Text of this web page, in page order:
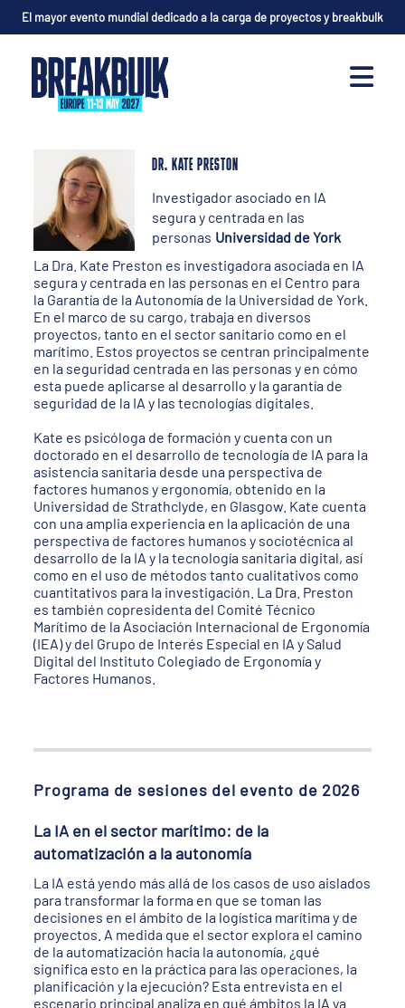
El mayor evento mundial dedicado a la carga de proyectos y breakbulk
DR. KATE PRESTON
Investigador asociado en IA
segura y centrada en las
personas Universidad de York
La Dra. Kate Preston es investigadora asociada en IA
segura y centrada en las personas en el Centro para
la Garantía de la Autonomía de la Universidad de York.
En el marco de su cargo, trabaja en diversos
proyectos, tanto en el sector sanitario como en el
marítimo. Estos proyectos se centran principalmente
en la seguridad centrada en las personas y en cómo
esta puede aplicarse al desarrollo y la garantía de
seguridad de la IA y las tecnologías digitales.
Kate es psicóloga de formación y cuenta con un
doctorado en el desarrollo de tecnología de IA para la
asistencia sanitaria desde una perspectiva de
factores humanos y ergonomía, obtenido en la
Universidad de Strathclyde, en Glasgow. Kate cuenta
con una amplia experiencia en la aplicación de una
perspectiva de factores humanos y sociotécnica al
desarrollo de la IA y la tecnología sanitaria digital, así
como en el uso de métodos tanto cualitativos como
cuantitativos para la investigación. La Dra. Preston
es también copresidenta del Comité Técnico
Marítimo de la Asociación Internacional de Ergonomía
(IEA) y del Grupo de Interés Especial en IA y Salud
Digital del Instituto Colegiado de Ergonomía y
Factores Humanos.
Programa de sesiones del evento de 2026
La IA en el sector marítimo: de la
automatización a la autonomía
La IA está yendo más allá de los casos de uso aislados
para transformar la forma en que se toman las
decisiones en el ámbito de la logística marítima y de
proyectos. A medida que el sector explora el camino
de la automatización hacia la autonomía, ¿qué
significa esto en la práctica para las operaciones, la
planificación y la ejecución? Esta entrevista en el
escenario principal analiza en qué ámbitos la IA ya